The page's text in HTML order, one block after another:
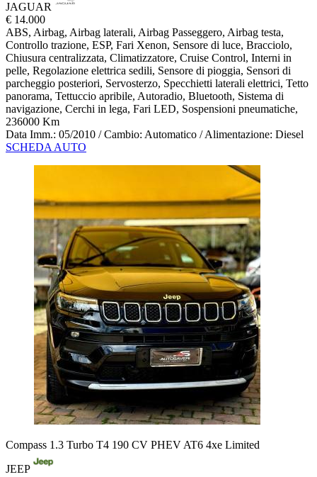
JAGUAR
€ 14.000
ABS, Airbag, Airbag laterali, Airbag Passeggero, Airbag testa,
Controllo trazione, ESP, Fari Xenon, Sensore di luce, Bracciolo,
Chiusura centralizzata, Climatizzatore, Cruise Control, Interni in
pelle, Regolazione elettrica sedili, Sensore di pioggia, Sensori di
parcheggio posteriori, Servosterzo, Specchietti laterali elettrici, Tetto
panorama, Tettuccio apribile, Autoradio, Bluetooth, Sistema di
navigazione, Cerchi in lega, Fari LED, Sospensioni pneumatiche,
236000 Km
Data Imm.: 05/2010 / Cambio: Automatico / Alimentazione: Diesel
SCHEDA AUTO
Compass 1.3 Turbo T4 190 CV PHEV AT6 4xe Limited
JEEP